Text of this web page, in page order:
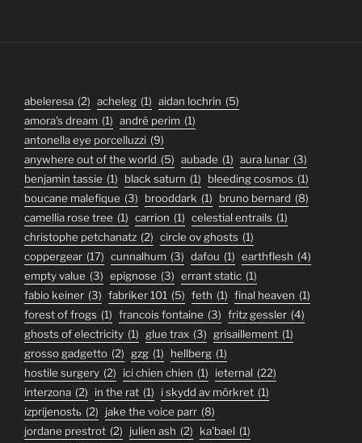
abeleresa (2) acheleg (1) aidan lochrin (5)
amora's dream (1) andré perim (1)
antonella eye porcelluzzi (9)
anywhere out of the world (5) aubade (1) aura lunar (3)
benjamin tassie (1) black saturn (1) bleeding cosmos (1)
boucane malefique (3) brooddark (1) bruno bernard (8)
camellia rose tree (1) carrion (1) celestial entrails (1)
christophe petchanatz (2) circle ov ghosts (1)
coppergear (17) cunnalhum (3) dafou (1) earthflesh (4)
empty value (3) epignose (3) errant static (1)
fabio keiner (3) fabriker 101 (5) feth (1) final heaven (1)
forest of frogs (1) francois fontaine (3) fritz gessler (4)
ghosts of electricity (1) glue trax (3) grisaillement (1)
grosso gadgetto (2) gzg (1) hellberg (1)
hostile surgery (2) ici chien chien (1) ieternal (22)
interzona (2) in the rat (1) i skydd av mörkret (1)
izprijenostь (2) jake the voice parr (8)
jordane prestrot (2) julien ash (2) ka'bael (1)